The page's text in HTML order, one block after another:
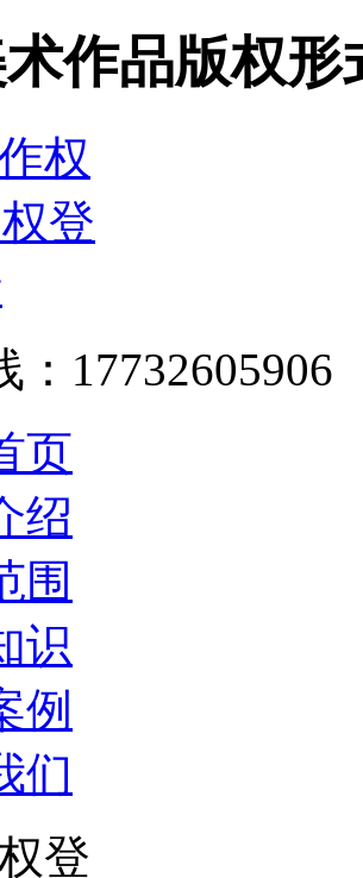
作品版权形
：17732605906
页
绍
围
识
例
们